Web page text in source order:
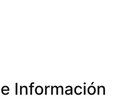
Información